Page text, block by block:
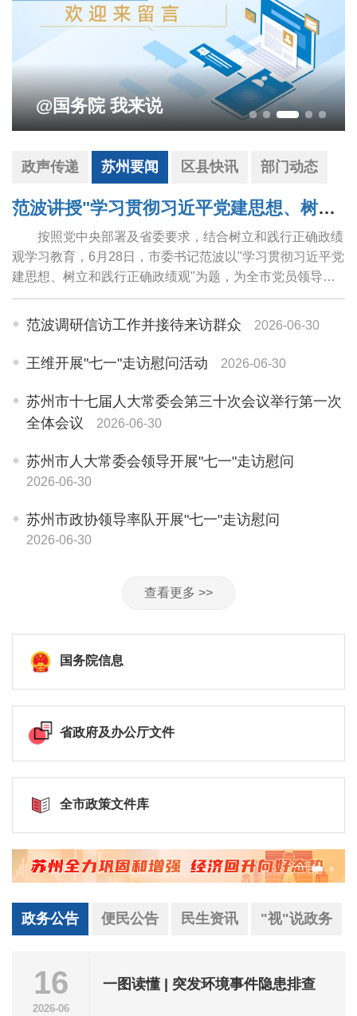
@国务院 我来说
政声传递 苏州要闻 区县快讯 部门动态
范波讲授"学习贯彻习近平党建思想、树立和践行正确政绩观"专题党课
按照党中央部署及省委要求，结合树立和践行正确政绩
观学习教育，6月28日，市委书记范波以"学习贯彻习近平党
建思想、树立和践行正确政绩观"为题，为全市党员领导干
部讲授专题党课。他强调，要坚持用习近平党建思想武装头
脑、指导实践、推动工作，牢固树立和践...
范波调研信访工作并接待来访群众 2026-06-30
王维开展"七一"走访慰问活动 2026-06-30
苏州市十七届人大常委会第三十次会议举行第一次
全体会议
2026-06-30
苏州市人大常委会领导开展"七一"走访慰问
2026-06-30
苏州市政协领导率队开展"七一"走访慰问
2026-06-30
查看更多 >>
国务院信息
省政府及办公厅文件
全市政策文件库
政务公告 便民公告 民生资讯 "视"说政务
16
2026-06
一图读懂 | 突发环境事件隐患排查